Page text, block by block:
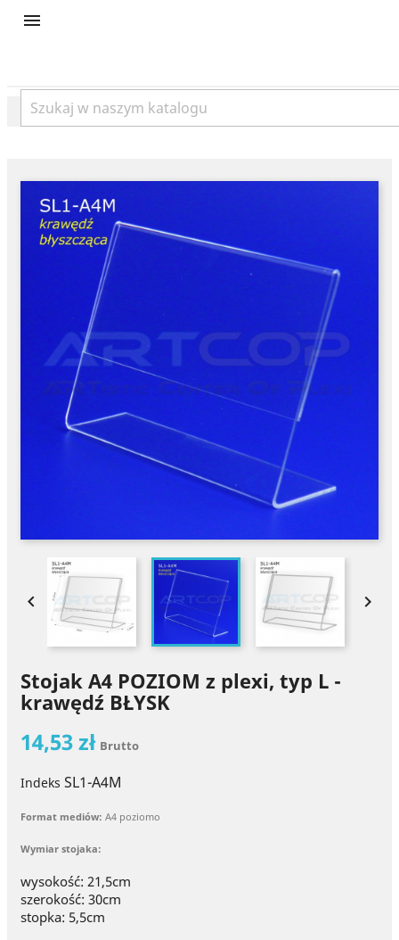
product

 
Stojak A4 POZIOM z plexi, typ L -
krawędź BŁYSK
14,53 zł Brutto
Indeks SL1-A4M
Format mediów: A4 poziomo
Wymiar stojaka:
wysokość: 21,5cm
szerokość: 30cm
stopka: 5,5cm